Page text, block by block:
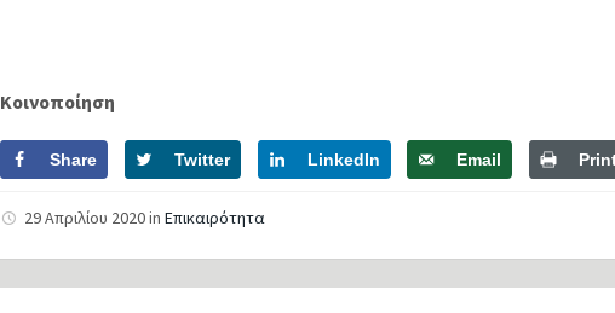
Κοινοποίηση
Share Twitter LinkedIn Email
29 Απριλίου 2020inΕπικαιρότητα